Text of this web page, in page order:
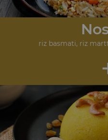
riz basmati, riz